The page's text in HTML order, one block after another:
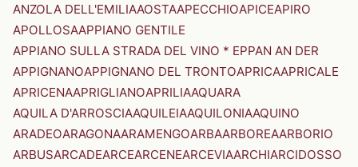
ANZOLA DELL'EMILIAAOSTAAPECCHIOAPICEAPIRO
APOLLOSAAPPIANO GENTILE
APPIANO SULLA STRADA DEL VINO * EPPAN AN DER
APPIGNANOAPPIGNANO DEL TRONTOAPRICAAPRICALE
APRICENAAPRIGLIANOAPRILIAAQUARA
AQUILA D'ARROSCIAAQUILEIAAQUILONIAAQUINO
ARADEOARAGONAARAMENGOARBAARBOREAARBORIO
ARBUSARCADEARCEARCENEARCEVIAARCHIARCIDOSSO